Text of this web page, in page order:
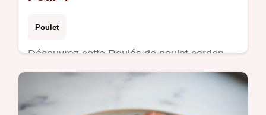
Poulet
Découvrez cette Roulés de poulet cordon
bleu recette. Un cordon bleu maison avec
timing inclus. Prêt en 45 minutes.